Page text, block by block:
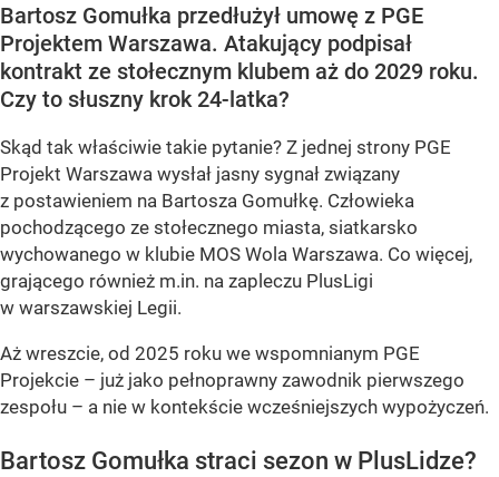
Bartosz Gomułka przedłużył umowę z PGE
Projektem Warszawa. Atakujący podpisał
kontrakt ze stołecznym klubem aż do 2029 roku.
Czy to słuszny krok 24-latka?
Skąd tak właściwie takie pytanie? Z jednej strony PGE
Projekt Warszawa wysłał jasny sygnał związany
z postawieniem na Bartosza Gomułkę. Człowieka
pochodzącego ze stołecznego miasta, siatkarsko
wychowanego w klubie MOS Wola Warszawa. Co więcej,
grającego również m.in. na zapleczu PlusLigi
w warszawskiej Legii.
Aż wreszcie, od 2025 roku we wspomnianym PGE
Projekcie – już jako pełnoprawny zawodnik pierwszego
zespołu – a nie w kontekście wcześniejszych wypożyczeń.
Bartosz Gomułka straci sezon w PlusLidze?